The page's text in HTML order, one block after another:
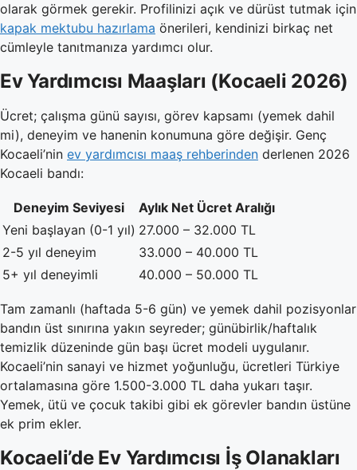
olarak görmek gerekir. Profilinizi açık ve dürüst tutmak için
kapak mektubu hazırlama önerileri, kendinizi birkaç net
cümleyle tanıtmanıza yardımcı olur.
Ev Yardımcısı Maaşları (Kocaeli 2026)
Ücret; çalışma günü sayısı, görev kapsamı (yemek dahil
mi), deneyim ve hanenin konumuna göre değişir. Genç
Kocaeli’nin ev yardımcısı maaş rehberinden derlenen 2026
Kocaeli bandı:
Deneyim Seviyesi
Aylık Net Ücret Aralığı
Yeni başlayan (0-1 yıl) 27.000 – 32.000 TL
2-5 yıl deneyim
33.000 – 40.000 TL
5+ yıl deneyimli
40.000 – 50.000 TL
Tam zamanlı (haftada 5-6 gün) ve yemek dahil pozisyonlar
bandın üst sınırına yakın seyreder; günübirlik/haftalık
temizlik düzeninde gün başı ücret modeli uygulanır.
Kocaeli’nin sanayi ve hizmet yoğunluğu, ücretleri Türkiye
ortalamasına göre 1.500-3.000 TL daha yukarı taşır.
Yemek, ütü ve çocuk takibi gibi ek görevler bandın üstüne
ek prim ekler.
Kocaeli’de Ev Yardımcısı İş Olanakları